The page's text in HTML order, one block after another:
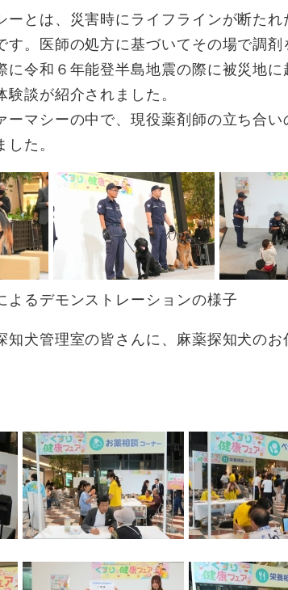
とは、災害時にライフラインが断たれ
す。医師の処方に基づいてその場で調
に令和６年能登半島地震の際に被災地
談が紹介されました。
マシーの中で、現役薬剤師の立ち合い
た。
よるデモンストレーションの様子
知犬管理室の皆さんに、麻薬探知犬のお